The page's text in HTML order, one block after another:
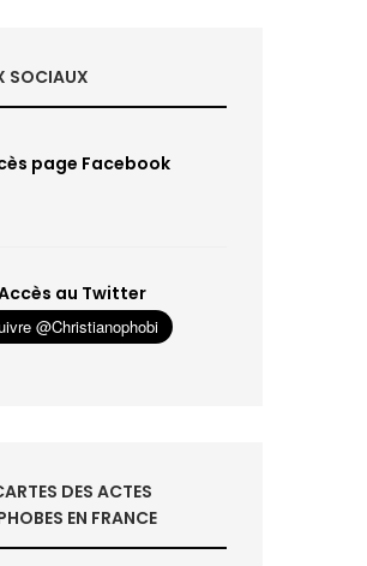
SOCIAUX
page Facebook
au Twitter
DES ACTES
EN FRANCE